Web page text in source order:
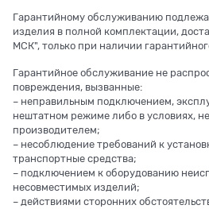
Гарантийному обслуживанию
изделия в полной комплектации,
МСК", только при наличии
Гарантийное обслуживание не
повреждения, вызванные:
– неправильным подключением,
нештатном режиме либо в условиях,
производителем;
– несоблюдение требований к
транспортные средства;
– подключением к оборудованию
несовместимых изделий;
– действиями сторонних